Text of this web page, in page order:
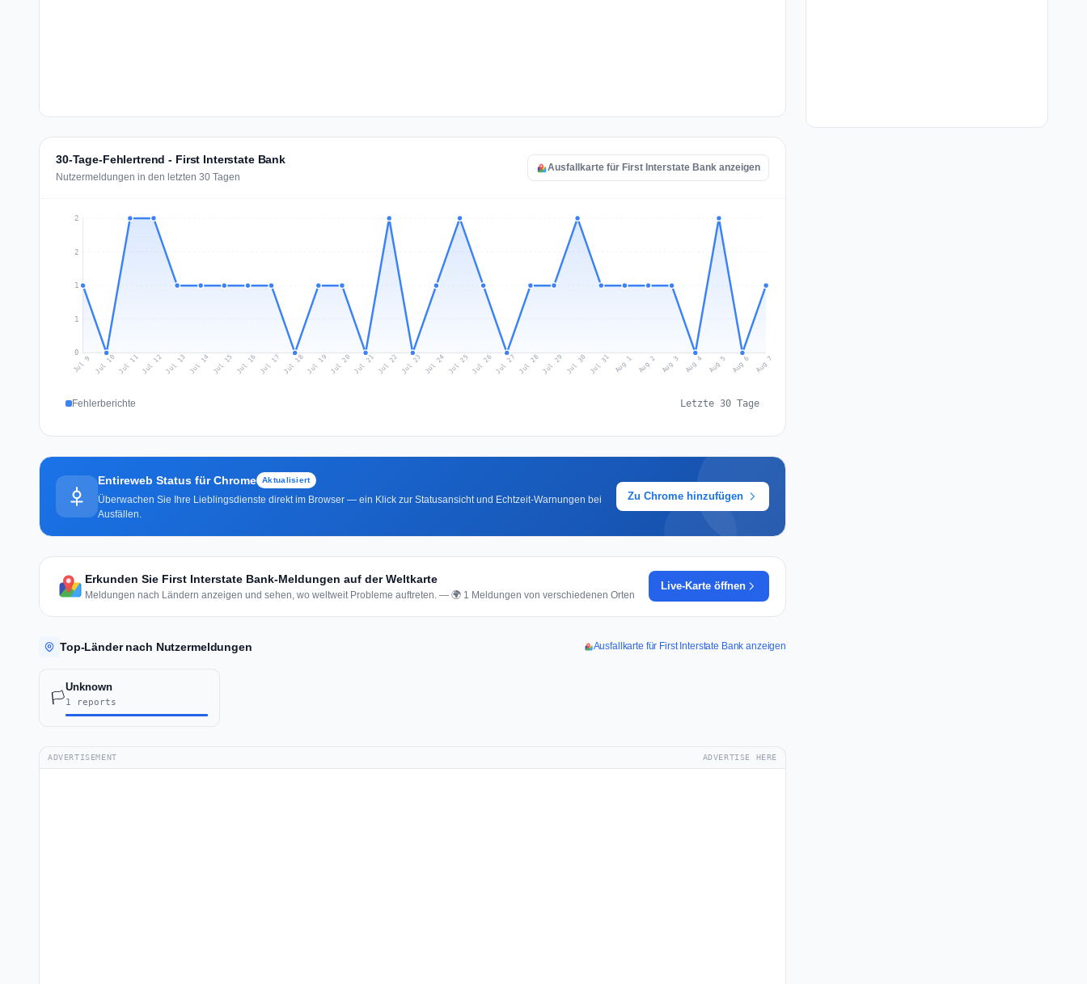
30-Tage-Fehlertrend - First Interstate Bank
Nutzermeldungen in den letzten 30 Tagen
Ausfallkarte für First Interstate Bank anzeigen
0
1
1
2
2
Jul 9 Jul 10 Jul 11Jul 12Jul 13 Jul 14 Jul 15 Jul 16 Jul 17 Jul 18Jul 19 Jul 20 Jul 21 Jul 22 Jul 23 Jul 24 Jul 25 Jul 26Jul 27 Jul 28Jul 29 Jul 30 Jul 31 Aug 1 Aug 2 Aug 3 Aug 4 Aug 5 Aug 6 Aug 7
Fehlerberichte Letzte 30 Tage
Entireweb Status für Chrome Aktualisiert
Überwachen Sie Ihre Lieblingsdienste direkt im Browser — ein Klick zur Statusansicht und Echtzeit-Warnungen bei
Ausfällen.
Zu Chrome hinzufügen
Erkunden Sie First Interstate Bank-Meldungen auf der Weltkarte
Meldungen nach Ländern anzeigen und sehen, wo weltweit Probleme auftreten. — 🌍 1 Meldungen von verschiedenen Orten
Live-Karte öffnen
Top-Länder nach Nutzermeldungen Ausfallkarte für First Interstate Bank anzeigen
🏳️
Unknown
1 reports
ADVERTISEMENT ADVERTISE HERE